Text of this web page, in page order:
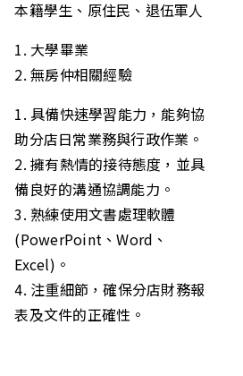
本籍學生、原住民、退伍軍人
1. 大學畢業
2. 無房仲相關經驗
1. 具備快速學習能力，能夠協
助分店日常業務與行政作業。
2. 擁有熱情的接待態度，並具
備良好的溝通協調能力。
3. 熟練使用文書處理軟體
(PowerPoint、Word、
Excel)。
4. 注重細節，確保分店財務報
表及文件的正確性。